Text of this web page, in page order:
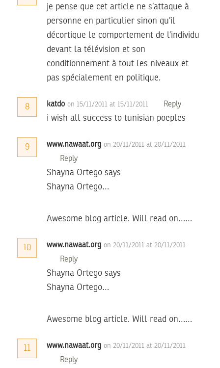
je pense que cet article ne s’attaque à
personne en particulier sinon qu’il
décortique le comportement de l’individu
devant la télévision et son
conditionnement à tout les niveaux et
pas spécialement en politique.
8 katdo on 15/11/2011 at 15/11/2011 Reply
i wish all success to tunisian poeples
9 www.nawaat.org on 20/11/2011 at 20/11/2011
Reply
Shayna Ortego says
Shayna Ortego…
Awesome blog article. Will read on……
10 www.nawaat.org on 20/11/2011 at 20/11/2011
Reply
Shayna Ortego says
Shayna Ortego…
Awesome blog article. Will read on……
11 www.nawaat.org on 20/11/2011 at 20/11/2011
Reply